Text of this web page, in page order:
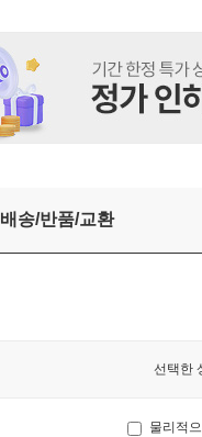
배송/반품/교환
선택한
물리적